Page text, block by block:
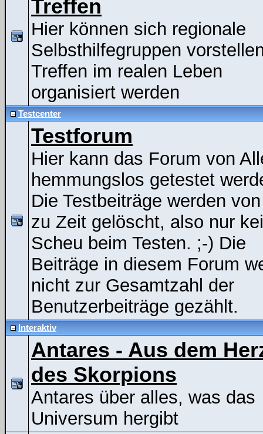
Treffen
Hier können sich regionale
Selbsthilfegruppen
Treffen im realen Leben
organisiert werden
Testcenter
Testforum
Hier kann das Forum von
hemmungslos getestet
Die Testbeiträge werden
zu Zeit gelöscht, also nur
Scheu beim Testen. ;-) Die
Beiträge in diesem Forum
nicht zur Gesamtzahl der
Benutzerbeiträge gezählt.
Interaktiv
Antares - Aus dem
des Skorpions
Antares über alles, was das
Universum hergibt